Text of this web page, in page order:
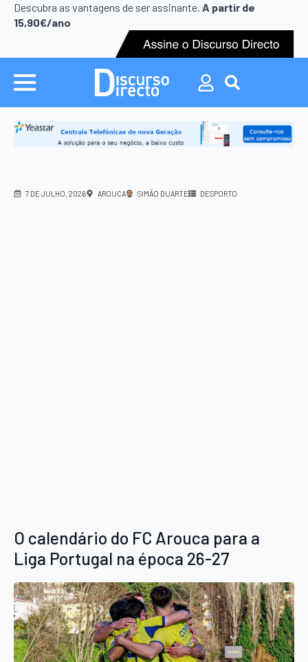
Descubra as vantagens de ser assinante. A partir de
15,90€/ano
Search
for:
Search
7 DE JULHO, 2026 AROUCA SIMÃO DUARTE DESPORTO
O calendário do FC Arouca para a
Liga Portugal na época 26-27